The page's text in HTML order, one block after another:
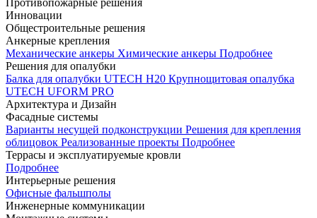
Противопожарные решения
Инновации
Общестроительные решения
Анкерные крепления
Механические анкеры Химические анкеры Подробнее
Решения для опалубки
Балка для опалубки UTECH H20 Крупнощитовая опалубка
UTECH UFORM PRO
Архитектура и Дизайн
Фасадные системы
Варианты несущей подконструкции Решения для крепления
облицовок Реализованные проекты Подробнее
Террасы и эксплуатируемые кровли
Подробнее
Интерьерные решения
Офисные фальшполы
Инженерные коммуникации